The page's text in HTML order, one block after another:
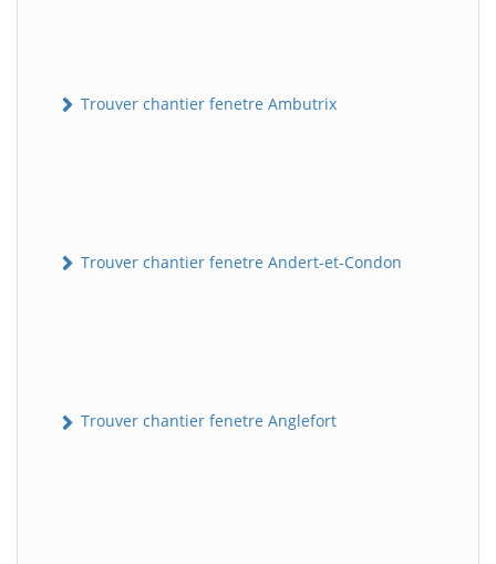
Trouver chantier fenetre Ambutrix
Trouver chantier fenetre Andert-et-Condon
Trouver chantier fenetre Anglefort